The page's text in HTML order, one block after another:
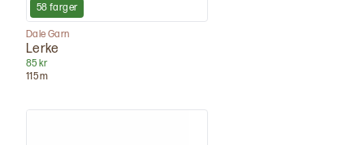
58 farger
Dale Garn
Lerke
85 kr
115m